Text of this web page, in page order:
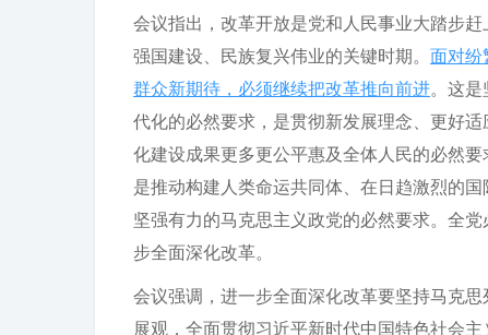
会议指出，改革开放是党和人民事业大踏步
强国建设、民族复兴伟业的关键时期。 面对纷
群众新期待，必须继续把改革推向前进。这
代化的必然要求，是贯彻新发展理念、更好
化建设成果更多更公平惠及全体人民的必然
是推动构建人类命运共同体、在日趋激烈的
坚强有力的马克思主义政党的必然要求。全
步全面深化改革。
会议强调，进一步全面深化改革要坚持马克
展观，全面贯彻习近平新时代中国特色社会